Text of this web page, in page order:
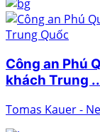
Công an Phú
khách Trung
Tomas Kauer -